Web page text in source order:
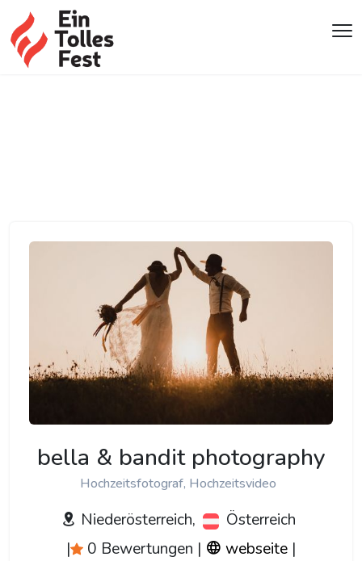
bella & bandit photography
Hochzeitsfotograf, Hochzeitsvideo
Niederösterreich,
Österreich
|
0 Bewertungen | webseite |